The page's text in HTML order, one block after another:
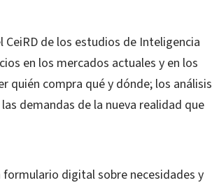
de los estudios de Inteligencia
en los mercados actuales y en los
quién compra qué y dónde; los análisis
demandas de la nueva realidad que
digital sobre necesidades y